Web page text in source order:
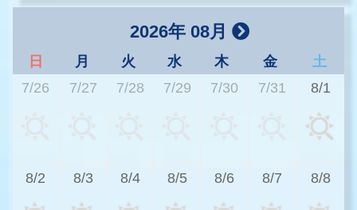
2026年 08月
日 月 火 水 木 金
土
7/26
7/27 7/28 7/29 7/30 7/31 8/1
8/2 8/3 8/4 8/5 8/6 8/7 8/8